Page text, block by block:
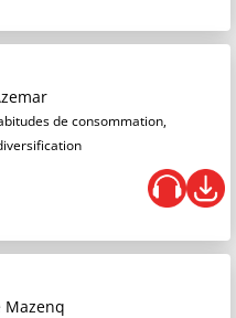
de consommation,
Mazenq